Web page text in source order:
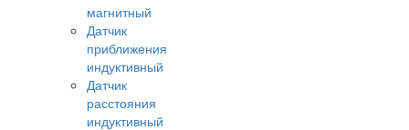
магнитный
Датчик
приближения
индуктивный
Датчик
расстояния
индуктивный